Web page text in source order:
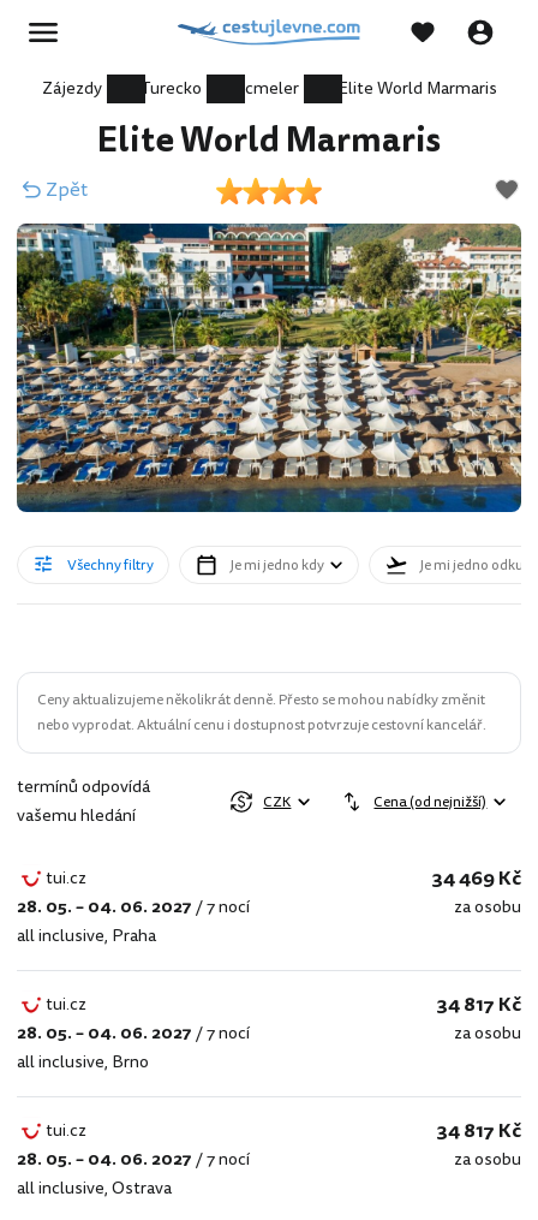
Zájezdy Turecko Icmeler Elite World Marmaris
Elite World Marmaris
Zpět
Všechny filtry Je mi jedno kdy Je mi jedno odkud
Ceny aktualizujeme několikrát denně. Přesto se mohou nabídky změnit
nebo vyprodat. Aktuální cenu i dostupnost potvrzuje cestovní kancelář.
termínů odpovídá
vašemu hledání
CZK Cena (od nejnižší)
tui.cz
tui.cz
28. 05. – 04. 06. 2027/7 nocí
all inclusive, Praha
34 469 Kč
za osobu
tui.cz
tui.cz
28. 05. – 04. 06. 2027/7 nocí
all inclusive, Brno
34 817 Kč
za osobu
tui.cz
tui.cz
28. 05. – 04. 06. 2027/7 nocí
all inclusive,Ostrava
34 817 Kč
za osobu